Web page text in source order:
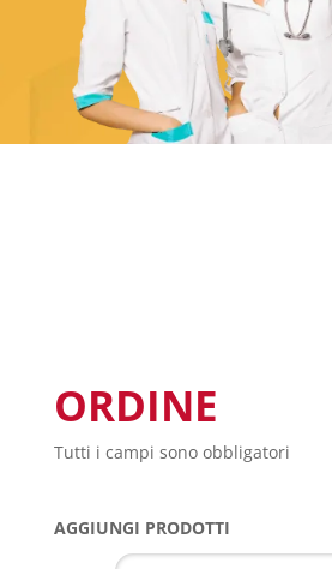
ORDINE
Tutti i campi sono obbligatori
AGGIUNGI PRODOTTI